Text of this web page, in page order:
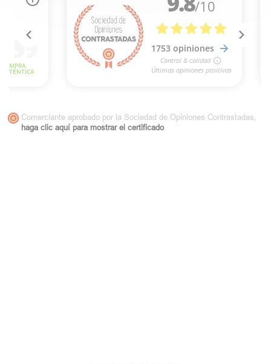
Comerciante aprobado por la Sociedad de Opiniones Contrastadas,
haga clic aquí para mostrar el certificado.